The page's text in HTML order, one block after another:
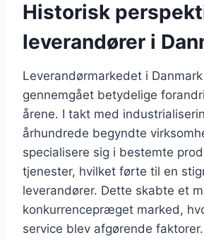
Historisk
leverandører i
Leverandørmarkedet i
gennemgået betydelige
årene. I takt med
århundrede begyndte
specialisere sig i bestemte
tjenester, hvilket førte til en
leverandører. Dette skabte et
konkurrencepræget marked,
service blev afgørende faktorer.